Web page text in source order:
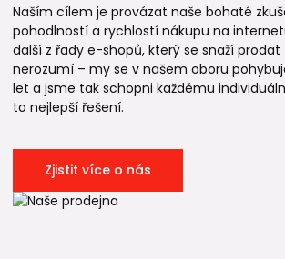
Naším cílem je provázat naše bohaté
pohodlností a rychlostí nákupu na
další z řady e-shopů, který se snaží prodat
nerozumí – my se v našem oboru
let a jsme tak schopni každému
to nejlepší řešení.
Zjistit více o nás